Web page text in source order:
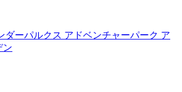
ダーパルクス アドベンチャーパーク ア
ン